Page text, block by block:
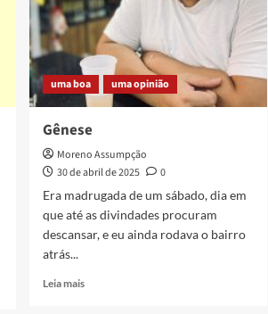
uma boa uma opinião
Gênese
Moreno Assumpção
30 de abril de 2025
0
Era madrugada de um sábado, dia em
que até as divindades procuram
descansar, e eu ainda rodava o bairro
atrás...
Leia maisRead